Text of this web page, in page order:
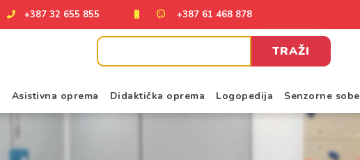
+387 32 655 855 +387 61 468 878
TRAŽI
Asistivna oprema Didaktička oprema Logopedija Senzorne sobe